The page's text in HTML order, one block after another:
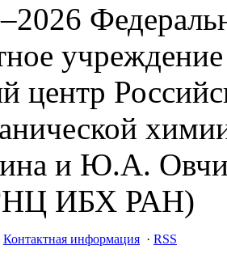
центр
и Ю.А.
ИБХ РАН)
Контактная информация · RSS